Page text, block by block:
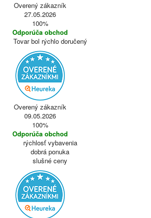
Overený zákazník
27.05.2026
100%
Odporúča obchod
Tovar bol rýchlo doručený
Overený zákazník
09.05.2026
100%
Odporúča obchod
rýchlosť vybavenia
dobrá ponuka
slušné ceny